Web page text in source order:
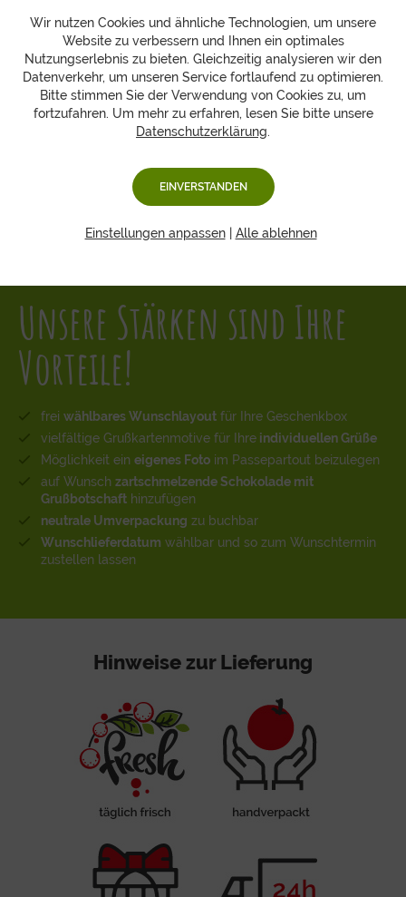
Unsere Stärken sind Ihre
Vorteile!
frei wählbares Wunschlayout für Ihre Geschenkbox
vielfältige Grußkartenmotive für Ihre individuellen Grüße
Möglichkeit ein eigenes Foto im Passepartout beizulegen
auf Wunsch zartschmelzende Schokolade mit
Grußbotschaft hinzufügen
neutrale Umverpackung zu buchbar
Wunschlieferdatum wählbar und so zum Wunschtermin
zustellen lassen
Hinweise zur Lieferung
Wir nutzen Cookies und ähnliche Technologien, um unsere
Website zu verbessern und Ihnen ein optimales
Nutzungserlebnis zu bieten. Gleichzeitig analysieren wir den
Datenverkehr, um unseren Service fortlaufend zu optimieren.
Bitte stimmen Sie der Verwendung von Cookies zu, um
fortzufahren. Um mehr zu erfahren, lesen Sie bitte unsere
Datenschutzerklärung.
EINVERSTANDEN
Einstellungen anpassen| Alle ablehnen